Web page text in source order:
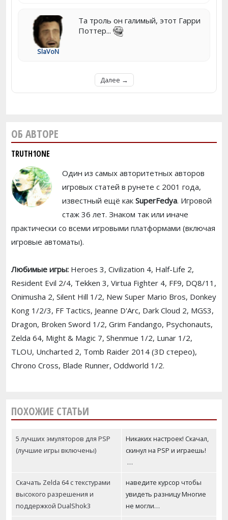
SlaVoN
Та троль он галимый, этот Гарри
Поттер...
Далее →
ОБ АВТОРЕ
TRUTH1ONE
Один из самых авторитетных авторов
игровых статей в рунете с 2001 года,
известный ещё как SuperFedya. Игровой
стаж 36 лет. Знаком так или иначе
практически со всеми игровыми платформами (включая
игровые автоматы).
Любимые игры: Heroes 3, Civilization 4, Half-Life 2,
Resident Evil 2/4, Tekken 3, Virtua Fighter 4, FF9, DQ8/11,
Onimusha 2, Silent Hill 1/2, New Super Mario Bros, Donkey
Kong 1/2/3, FF Tactics, Jeanne D'Arc, Dark Cloud 2, MGS3,
Dragon, Broken Sword 1/2, Grim Fandango, Psychonauts,
Zelda 64, Might & Magic 7, Shenmue 1/2, Lunar 1/2,
TLOU, Uncharted 2, Tomb Raider 2014 (3D стерео),
Chrono Cross, Blade Runner, Oddworld 1/2.
ПОХОЖИЕ СТАТЬИ
5 лучших эмуляторов для PSP
(лучшие игры включены)
Никаких настроек! Скачал,
скинул на PSP и играешь!
…
Скачать Zelda 64 с текстурами
высокого разрешения и
поддержкой DualShok3
наведите курсор чтобы
увидеть разницу Многие
не могли…